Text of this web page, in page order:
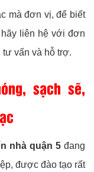
mà đơn vị, để biết
liên hệ với đơn
vấn và hỗ trợ.
sạch sẽ,
nhà quận 5đang
được đào tạo rất